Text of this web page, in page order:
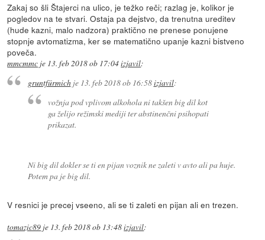
Zakaj so šli Štajerci na ulico, je težko reči; razlag je, kolikor je
pogledov na te stvari. Ostaja pa dejstvo, da trenutna ureditev
(hude kazni, malo nadzora) praktično ne prenese ponujene
stopnje avtomatizma, ker se matematično upanje kazni bistveno
poveča.
mmcmmc je 13. feb 2018 ob 17:04izjavil:
gruntfürmichje 13. feb 2018 ob 16:58izjavil:
vožnja pod vplivom alkohola ni takšen big dil kot
ga želijo režimski mediji ter abstinenčni psihopati
prikazat.
Ni big dil dokler se ti en pijan voznik ne zaleti v avto ali pa huje.
Potem pa je big dil.
V resnici je precej vseeno, ali se ti zaleti en pijan ali en trezen.
tomazic89 je 13. feb 2018 ob 13:48izjavil: